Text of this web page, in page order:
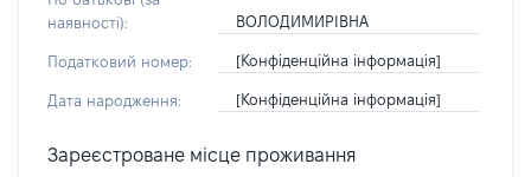
наявності):
ВОЛОДИМИРІВНА
Податковий номер: [Конфіденційна інформація]
Дата народження: [Конфіденційна інформація]
Зареєстроване місце проживання